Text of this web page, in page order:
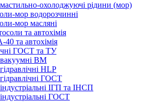
охолоджуючі рідини (мор)
мор водорозчинні
мор масляні
та автохімія
40 та автохімія
ГОСТ та ТУ
ВМ
HLP
ГОСТ
ІГП та ІНСП
ГОСТ